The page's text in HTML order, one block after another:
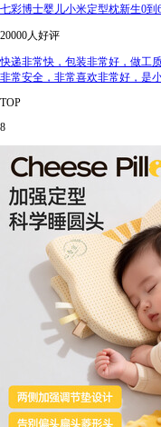
七彩博士婴儿小米定型枕新生0
20000人好评
快递非常快，包装非常好，做工
非常安全，非常喜欢非常好，是
TOP
8